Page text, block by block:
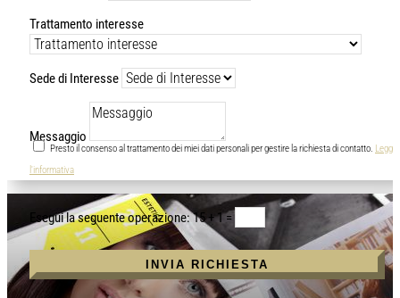
Trattamento interesse
Sede di Interesse
Messaggio
Presto il consenso al trattamento dei miei dati personali per gestire la richiesta di contatto. Leggi
l'informativa
15 + 1=
INVIA RICHIESTA